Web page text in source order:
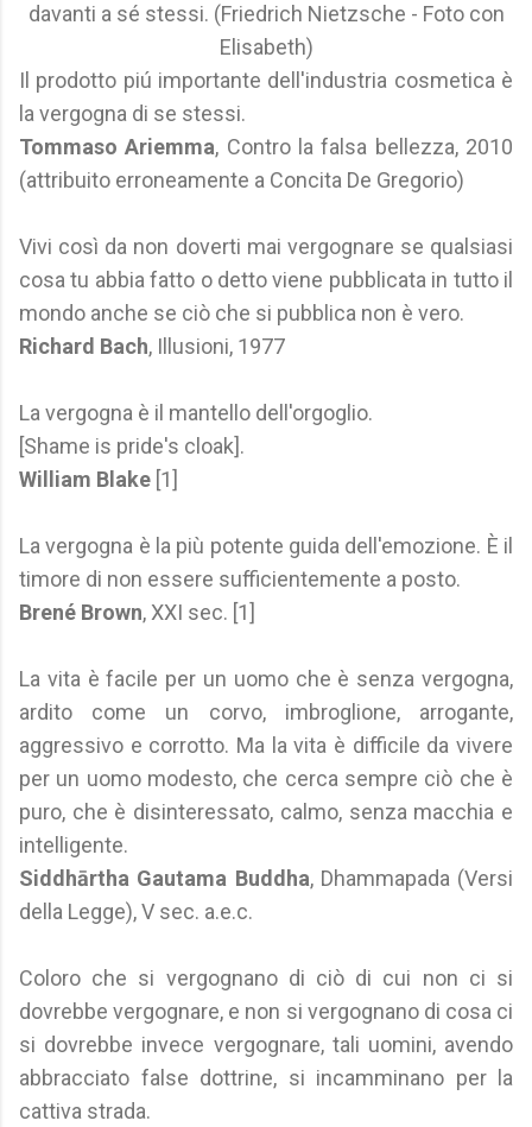
davanti a sé stessi. (Friedrich Nietzsche - Foto con
Elisabeth)
Il prodotto piú importante dell'industria cosmetica è
la vergogna di se stessi.
Tommaso Ariemma, Contro la falsa bellezza, 2010
(attribuito erroneamente a Concita De Gregorio)
Vivi così da non doverti mai vergognare se qualsiasi
cosa tu abbia fatto o detto viene pubblicata in tutto il
mondo anche se ciò che si pubblica non è vero.
Richard Bach, Illusioni, 1977
La vergogna è il mantello dell'orgoglio.
[Shame is pride's cloak].
William Blake [1]
La vergogna è la più potente guida dell'emozione. È il
timore di non essere sufficientemente a posto.
Brené Brown, XXI sec. [1]
La vita è facile per un uomo che è senza vergogna,
ardito come un corvo, imbroglione, arrogante,
aggressivo e corrotto. Ma la vita è difficile da vivere
per un uomo modesto, che cerca sempre ciò che è
puro, che è disinteressato, calmo, senza macchia e
intelligente.
Siddhārtha Gautama Buddha, Dhammapada (Versi
della Legge), V sec. a.e.c.
Coloro che si vergognano di ciò di cui non ci si
dovrebbe vergognare, e non si vergognano di cosa ci
si dovrebbe invece vergognare, tali uomini, avendo
abbracciato false dottrine, si incamminano per la
cattiva strada.